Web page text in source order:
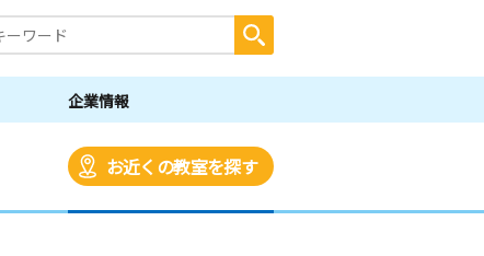
企業情報
お近くの教室を探す